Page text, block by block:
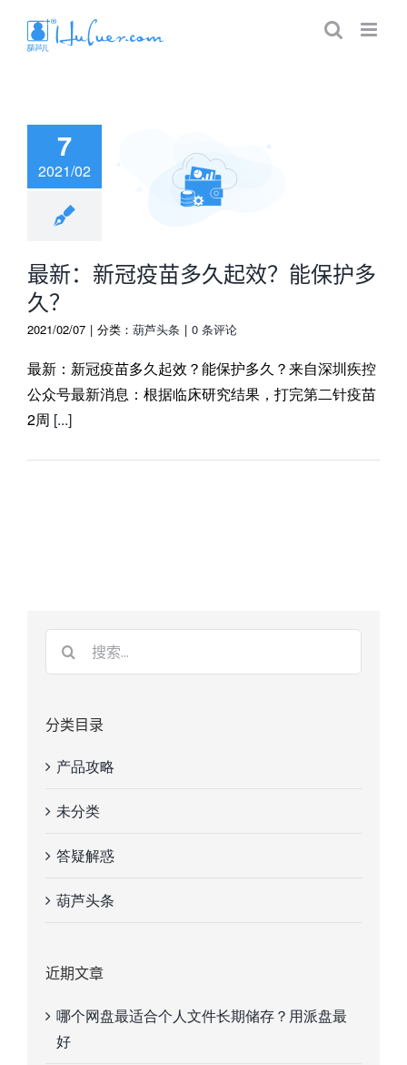
7
2021/02
冠疫苗多久
保护多久？
最新：新冠疫苗多久起效？能保护多
久？
2021/02/07 | 分类： 葫芦头条 | 0 条评论
最新：新冠疫苗多久起效？能保护多久？来自深圳疾控
公众号最新消息：根据临床研究结果，打完第二针疫苗
2周 [...]
分类目录
产品攻略
未分类
答疑解惑
葫芦头条
近期文章
哪个网盘最适合个人文件长期储存？用派盘最
好